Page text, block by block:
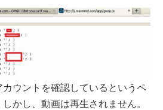
ウントを確認しているというペ
かし、動画は再生されません。